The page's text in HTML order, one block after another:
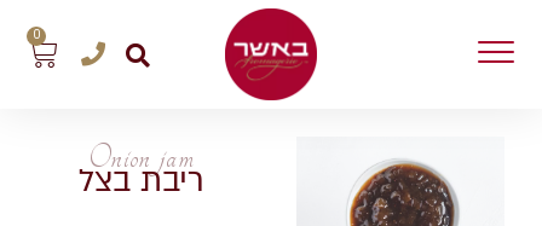
0
Onion jam
ריבת בצל